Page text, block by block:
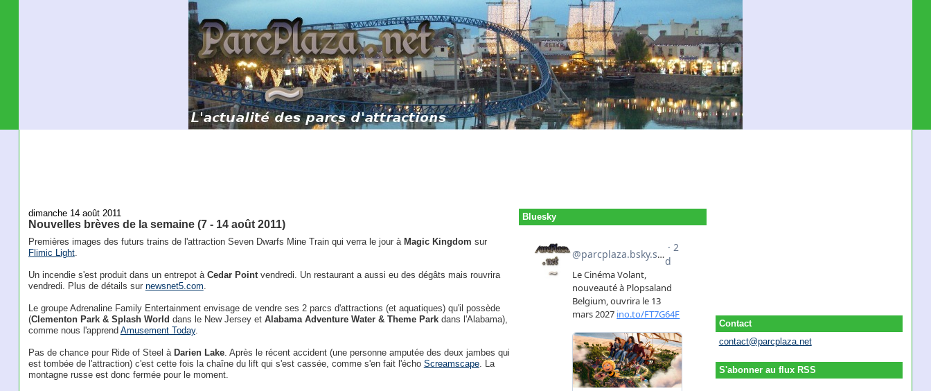
Contact
contact@parcplaza.net
S'abonner au flux RSS
dimanche 14 août 2011
Nouvelles brèves de la semaine (7 - 14 août 2011)
Premières images des futurs trains de l'attraction Seven Dwarfs Mine Train qui verra le jour à Magic Kingdom sur
Flimic Light.
Un incendie s'est produit dans un entrepot à Cedar Pointvendredi. Un restaurant a aussi eu des dégâts mais rouvrira
vendredi. Plus de détails sur newsnet5.com.
Le groupe Adrenaline Family Entertainment envisage de vendre ses 2 parcs d'attractions (et aquatiques) qu'il possède
(Clementon Park & Splash World dans le New Jersey et Alabama Adventure Water & Theme Parkdans l'Alabama),
comme nous l'apprend Amusement Today.
Pas de chance pour Ride of Steel à Darien Lake. Après le récent accident (une personne amputée des deux jambes qui
est tombée de l'attraction) c'est cette fois la chaîne du lift qui s'est cassée, comme s'en fait l'écho Screamscape. La
montagne russe est donc fermée pour le moment.
Bluesky